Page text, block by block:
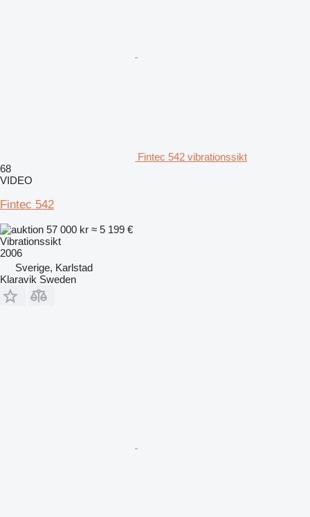
Fintec 542 vibrationssikt
68
VIDEO
Fintec 542
57 000 kr ≈ 5 199 €
Vibrationssikt
2006
Sverige, Karlstad
Klaravik Sweden